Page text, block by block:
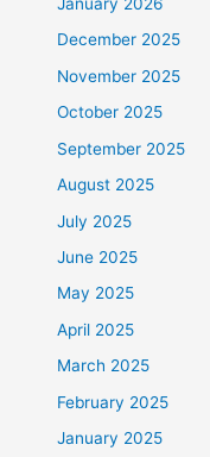
December 2025
November 2025
October 2025
September 2025
August 2025
July 2025
June 2025
May 2025
April 2025
March 2025
February 2025
January 2025